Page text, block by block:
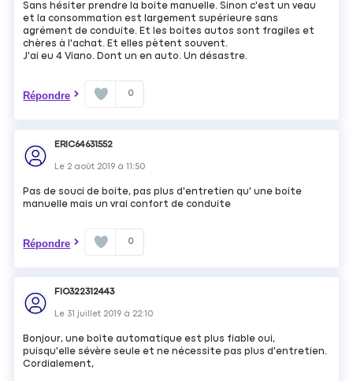
Sans hésiter prendre la boite manuelle. Sinon c'est un veau
et la consommation est largement supérieure sans
agrément de conduite. Et les boites autos sont fragiles et
chères à l'achat. Et elles pètent souvent.
J'ai eu 4 Viano. Dont un en auto. Un désastre.
Répondre 0
ERIC64631552
Le 2 août 2019 à11:50
Pas de souci de boite, pas plus d'entretien qu' une boite
manuelle mais un vrai confort de conduite
Répondre 0
FIO322312443
Le 31 juillet 2019 à 22:10
Bonjour, une boîte automatique est plus fiable oui,
puisqu'elle sévère seule et ne nécessite pas plus d'entretien.
Cordialement,